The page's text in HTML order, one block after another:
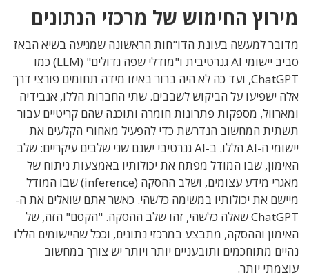
מירוץ החימוש של מרכזי הנתונים
מדובר למעשה בעונת הדו"חות הראשונה שמגיעה בשיא הבאז
סביב יישומי AI גנרטיבית ו"מודלי שפה גדולים" (LLM) כמו
ChatGPT, ועד כה לא היה ברור באיזו מידה תחומים פורצי דרך
אלה ישפיעו על הביקוש לשבבים. שתי החברות הללו, אנבידיה
ומארוול, מספקות פתרונות חומרה ותוכנה שהם קריטיים עבור
תשתית המחשוב הנדרשת כדי להפעיל מאחורי הקלעים את
יישומי ה-AI הללו. ב-AI גנרטיבי ישנם שני שלבים עיקריים: שלב
האימון, שבו המודל מפתח את יכולותיו באמצעות ניתוח של
מאגרי מידע עצומים, ושלב ההסקה (inference) שבו המודל
מיישם את יכולותיו במשימה כלשהי. כאשר אתם שואלים את ה-
ChatGPT שאלה כלשהי, זהו שלב ההסקה. "הקסם" הזה, של
האימון וההסקה, מתבצע במרכזי נתונים, וככל שהיישומים הללו
נהיים מתוחכמים ותובעניים יותר ויותר יש צורך במחשוב
עוצמתי יותר.